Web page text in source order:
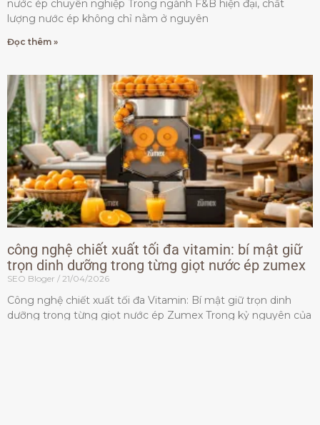
nước ép chuyên nghiệp Trong ngành F&B hiện đại, chất
lượng nước ép không chỉ nằm ở nguyên
Đọc thêm »
công nghệ chiết xuất tối đa vitamin: bí mật giữ
trọn dinh dưỡng trong từng giọt nước ép zumex
SEO Bloger 21/04/2026
Công nghệ chiết xuất tối đa Vitamin: Bí mật giữ trọn dinh
dưỡng trong từng giọt nước ép Zumex Trong kỷ nguyên của